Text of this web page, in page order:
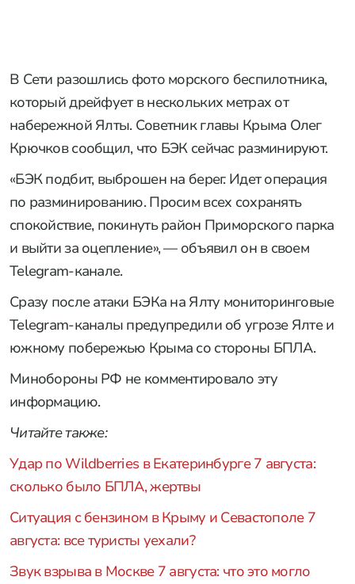
В Сети разошлись фото морского беспилотника,
который дрейфует в нескольких метрах от
набережной Ялты. Советник главы Крыма Олег
Крючков сообщил, что БЭК сейчас разминируют.
«БЭК подбит, выброшен на берег. Идет операция
по разминированию. Просим всех сохранять
спокойствие, покинуть район Приморского парка
и выйти за оцепление», — объявил он в своем
Telegram-канале.
Сразу после атаки БЭКа на Ялту мониторинговые
Telegram-каналы предупредили об угрозе Ялте и
южному побережью Крыма со стороны БПЛА.
Минобороны РФ не комментировало эту
информацию.
Читайте также:
Удар по Wildberries в Екатеринбурге 7 августа:
сколько было БПЛА, жертвы
Ситуация с бензином в Крыму и Севастополе 7
августа: все туристы уехали?
Звук взрыва в Москве 7 августа: что это могло